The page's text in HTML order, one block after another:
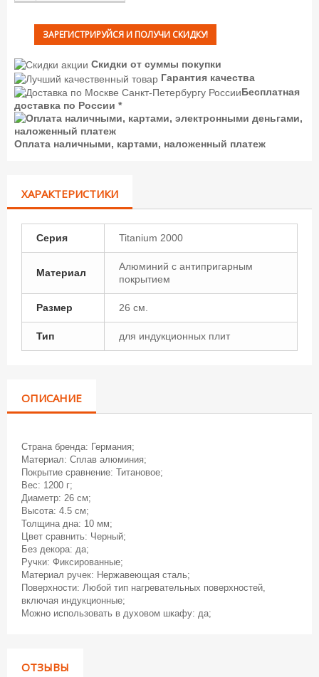
ЗАРЕГИСТРИРУЙСЯ И ПОЛУЧИ СКИДКУ!
Скидки от суммы покупки
Гарантия качества
Бесплатная
доставка по России *
Оплата наличными, картами, наложенный платеж
ХАРАКТЕРИСТИКИ
Серия Titanium 2000
Материал
Алюминий с антипригарным
покрытием
Размер 26 см.
Тип для индукционных плит
ОПИСАНИЕ
Страна бренда: Германия;
Материал: Сплав алюминия;
Покрытие сравнение: Титановое;
Вес: 1200 г;
Диаметр: 26 см;
Высота: 4.5 см;
Толщина дна: 10 мм;
Цвет сравнить: Черный;
Без декора: да;
Ручки: Фиксированные;
Материал ручек: Нержавеющая сталь;
Поверхности: Любой тип нагревательных поверхностей,
включая индукционные;
Можно использовать в духовом шкафу: да;
ОТЗЫВЫ